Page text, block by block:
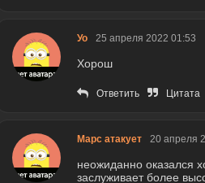
Уо 25 апреля 2022 01:53
Хорош
Ответить Цитата
Марс атакует 20 апреля
неожиданно оказался
заслуживает более